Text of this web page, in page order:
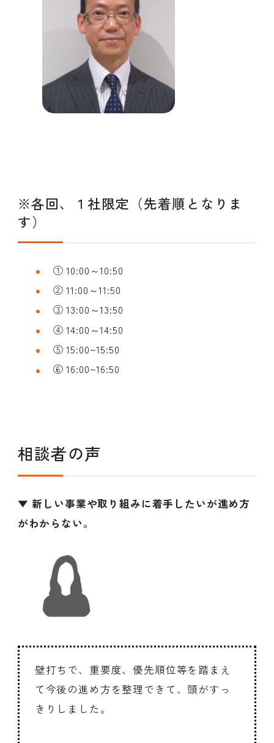
※各回、１社限定（先着順となりま
す）
① 10:00～10:50
② 11:00～11:50
③ 13:00～13:50
④ 14:00～14:50
⑤ 15:00~15:50
⑥ 16:00~16:50
相談者の声
▼ 新しい事業や取り組みに着手したいが進め方
がわからない。
壁打ちで、重要度、優先順位等を踏まえ
て今後の進め方を整理できて、頭がすっ
きりしました。